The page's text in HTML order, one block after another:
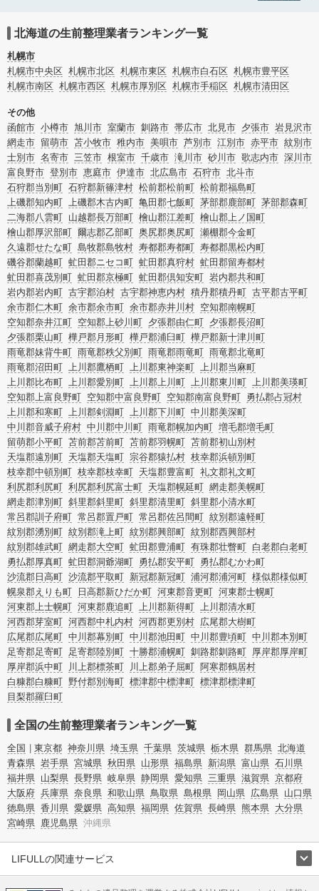
続相談などのオプションサービスで絞り込み検索を利用してみましょう。
またお役立ち情報も豊富なので終活でエンディングノートの選び方や、整理整
頓・老前整理・生前整理のコツについてもチェックしてみてください。
北海道の生前整理業者ランキング一覧
札幌市
札幌市中央区 札幌市北区 札幌市東区 札幌市白石区 札幌市豊平区
札幌市南区 札幌市西区 札幌市厚別区 札幌市手稲区 札幌市清田区
その他
函館市 小樽市 旭川市 室蘭市 釧路市 帯広市 北見市 夕張市 岩見沢市
網走市 留萌市 苫小牧市 稚内市 美唄市 芦別市 江別市 赤平市 紋別市
士別市 名寄市 三笠市 根室市 千歳市 滝川市 砂川市 歌志内市 深川市
富良野市 登別市 恵庭市 伊達市 北広島市 石狩市 北斗市
石狩郡当別町 石狩郡新篠津村 松前郡松前町 松前郡福島町
上磯郡知内町 上磯郡木古内町 亀田郡七飯町 茅部郡鹿部町 茅部郡森町
二海郡八雲町 山越郡長万部町 檜山郡江差町 檜山郡上ノ国町
檜山郡厚沢部町 爾志郡乙部町 奥尻郡奥尻町 瀬棚郡今金町
久遠郡せたな町 島牧郡島牧村 寿都郡寿都町 寿都郡黒松内町
磯谷郡蘭越町 虻田郡ニセコ町 虻田郡真狩村 虻田郡留寿都村
虻田郡喜茂別町 虻田郡京極町 虻田郡倶知安町 岩内郡共和町
岩内郡岩内町 古宇郡泊村 古宇郡神恵内村 積丹郡積丹町 古平郡古平町
余市郡仁木町 余市郡余市町 余市郡赤井川村 空知郡南幌町
空知郡奈井江町 空知郡上砂川町 夕張郡由仁町 夕張郡長沼町
夕張郡栗山町 樺戸郡月形町 樺戸郡浦臼町 樺戸郡新十津川町
雨竜郡妹背牛町 雨竜郡秩父別町 雨竜郡雨竜町 雨竜郡北竜町
雨竜郡沼田町 上川郡鷹栖町 上川郡東神楽町 上川郡当麻町
上川郡比布町 上川郡愛別町 上川郡上川町 上川郡東川町 上川郡美瑛町
空知郡上富良野町 空知郡中富良野町 空知郡南富良野町 勇払郡占冠村
上川郡和寒町 上川郡剣淵町 上川郡下川町 中川郡美深町
中川郡音威子府村 中川郡中川町 雨竜郡幌加内町 増毛郡増毛町
留萌郡小平町 苫前郡苫前町 苫前郡羽幌町 苫前郡初山別村
天塩郡遠別町 天塩郡天塩町 宗谷郡猿払村 枝幸郡浜頓別町
枝幸郡中頓別町 枝幸郡枝幸町 天塩郡豊富町 礼文郡礼文町
利尻郡利尻町 利尻郡利尻富士町 天塩郡幌延町 網走郡美幌町
網走郡津別町 斜里郡斜里町 斜里郡清里町 斜里郡小清水町
常呂郡訓子府町 常呂郡置戸町 常呂郡佐呂間町 紋別郡遠軽町
紋別郡湧別町 紋別郡滝上町 紋別郡興部町 紋別郡西興部村
紋別郡雄武町 網走郡大空町 虻田郡豊浦町 有珠郡壮瞥町 白老郡白老町
勇払郡厚真町 虻田郡洞爺湖町 勇払郡安平町 勇払郡むかわ町
沙流郡日高町 沙流郡平取町 新冠郡新冠町 浦河郡浦河町 様似郡様似町
幌泉郡えりも町
日高郡新ひだか町 河東郡音更町 河東郡士幌町
河東郡上士幌町 河東郡鹿追町 上川郡新得町 上川郡清水町
河西郡芽室町 河西郡中札内村 河西郡更別村 広尾郡大樹町
広尾郡広尾町 中川郡幕別町 中川郡池田町 中川郡豊頃町 中川郡本別町
足寄郡足寄町 足寄郡陸別町 十勝郡浦幌町 釧路郡釧路町 厚岸郡厚岸町
厚岸郡浜中町
川上郡標茶町 川上郡弟子屈町 阿寒郡鶴居村
白糠郡白糠町 野付郡別海町 標津郡中標津町 標津郡標津町
目梨郡羅臼町
全国の生前整理業者ランキング一覧
全国 東京都 神奈川県 埼玉県 千葉県 茨城県 栃木県 群馬県 北海道
青森県 岩手県 宮城県 秋田県 山形県 福島県 新潟県 富山県 石川県
福井県 山梨県 長野県 岐阜県 静岡県 愛知県 三重県 滋賀県 京都府
大阪府 兵庫県 奈良県 和歌山県 鳥取県 島根県 岡山県 広島県 山口県
徳島県 香川県 愛媛県 高知県 福岡県 佐賀県 長崎県 熊本県 大分県
宮崎県 鹿児島県 沖縄県
LIFULLの関連サービス